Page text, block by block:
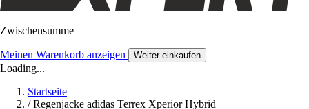
Zwischensumme
Meinen Warenkorb anzeigen Weiter einkaufen
Loading...
Startseite
/ Regenjacke adidas Terrex Xperior Hybrid